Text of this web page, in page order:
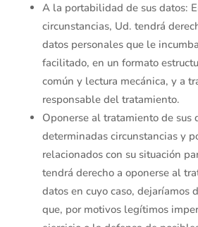
A la portabilidad de sus datos:
circunstancias, Ud. tendrá
datos personales que le
facilitado, en un formato
común y lectura mecánica, y a
responsable del tratamiento.
Oponerse al tratamiento de sus
determinadas circunstancias y
relacionados con su situación
tendrá derecho a oponerse al
datos en cuyo caso, dejaríamos
que, por motivos legítimos